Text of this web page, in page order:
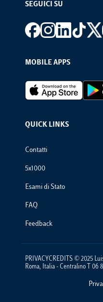
SEGUICI SU
Footer social
MOBILE APPS
Footer Apps
QUICK LINKS
Footer Links
Contatti
5x1000
Esami di Stato
FAQ
Feedback
PRIVACYCREDITS © 2025
Roma, Italia - Centralino T 06